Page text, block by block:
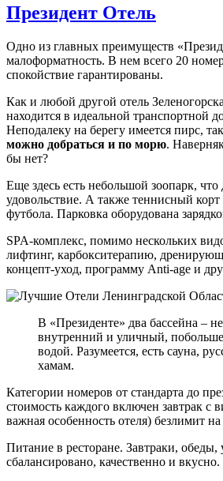
Президент Отель
Одно из главных преимуществ
малоформатность. В нем всего 20
спокойствие гарантированы.
Как и любой другой отель
находится в идеальной транспортной
Неподалеку на берегу имеется пирс,
можно добраться и по морю.
бы нет?
Еще здесь есть небольшой зоопарк, что
удовольствие. А также теннисный
футбола. Парковка оборудована
SPA-комплекс, помимо нескольких
лифтинг, карбокситерапию,
концепт-уход, программу Anti-age и
В «Президенте» два бассейна –
внутренний и уличный,
водой. Разумеется, есть сауна,
хамам.
Категории номеров от стандарта до
стоимость каждого включен завтрак с
важная особенность отеля) безлимит
Питание в ресторане. Завтраки,
сбалансировано, качественно и вкусно.